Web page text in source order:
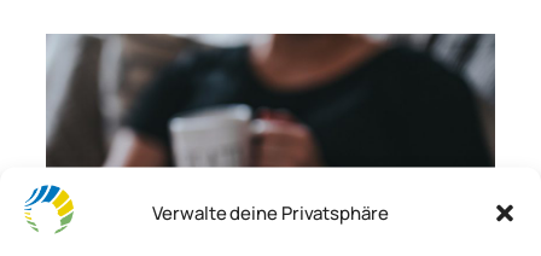
Verwalte deine Privatsphäre